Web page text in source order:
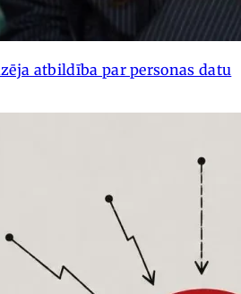
atbildība par personas datu